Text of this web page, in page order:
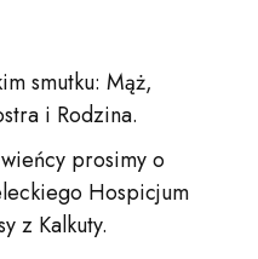
smutku: Mąż,
i Rodzina.
prosimy o
Hospicjum
z Kalkuty.